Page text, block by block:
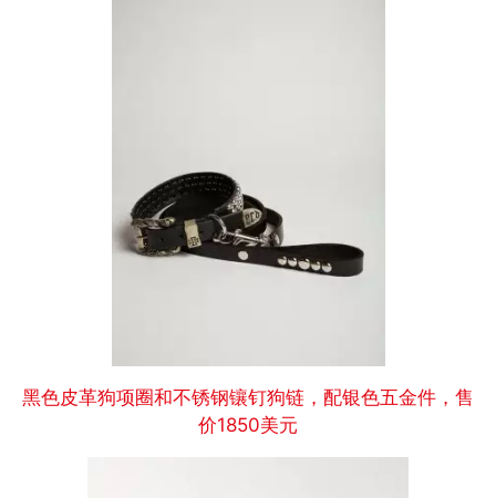
黑色皮革狗项圈和不锈钢镶钉狗链，配银色五金件，售
价1850美元